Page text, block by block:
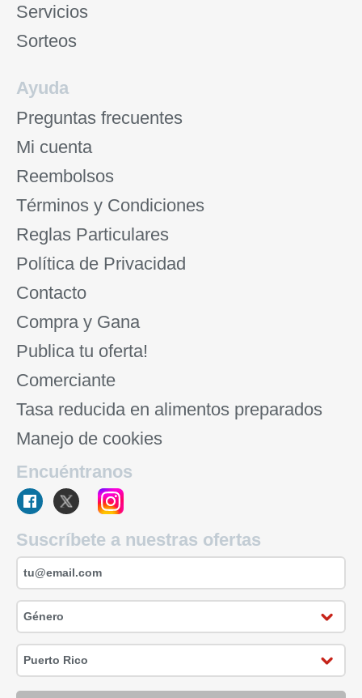
Servicios
Sorteos
Ayuda
Preguntas frecuentes
Mi cuenta
Reembolsos
Términos y Condiciones
Reglas Particulares
Política de Privacidad
Contacto
Compra y Gana
Publica tu oferta!
Comerciante
Tasa reducida en alimentos preparados
Manejo de cookies
Encuéntranos
Suscríbete a nuestras ofertas